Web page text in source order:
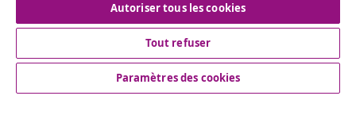
© 2008-2026 www.vidaxl.ch est un site web de TM
Autoriser tous les cookies
Tout refuser
Paramètres des cookies